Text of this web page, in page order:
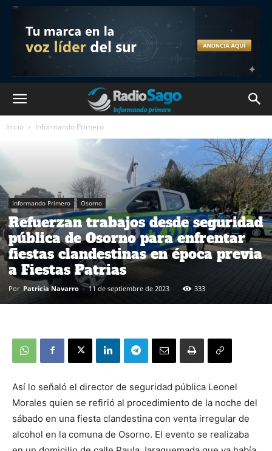
Inicio Informando Primero
Informando Primero Osorno
Refuerzan trabajos desde seguridad
pública de Osorno para enfrentar
fiestas clandestinas en época previa
a Fiestas Patrias
Por Patricia Navarro - 11 de septiembre de 2023 333
Así lo señaló el director de seguridad pública Leonel
Morales quien se refirió al procedimiento de la noche del
sábado en una fiesta clandestina con venta irregular de
alcohol en la comuna de Osorno. El evento se realizaba